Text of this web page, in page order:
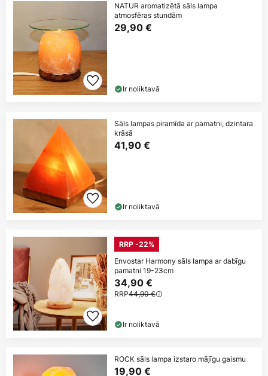
NATUR aromatizētā sāls lampa
atmosfēras stundām
29,90 €
Ir noliktavā
Sāls lampas piramīda ar pamatni, dzintara
krāsā
41,90 €
Ir noliktavā
RRP -22%
Envostar Harmony sāls lampa ar dabīgu
pamatni 19-23cm
34,90 €
RRP44,90 €
Ir noliktavā
ROCK sāls lampa izstaro mājīgu gaismu
19,90 €